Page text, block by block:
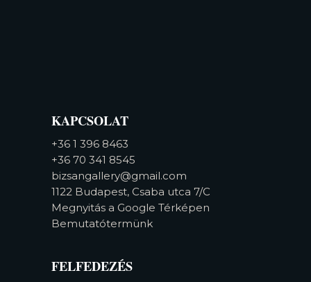
KAPCSOLAT
+36 1 396 8463
+36 70 341 8545
bizsangallery@gmail.com
1122 Budapest, Csaba utca 7/C
Megnyitás a Google Térképen
Bemutatótermünk
FELFEDEZÉS